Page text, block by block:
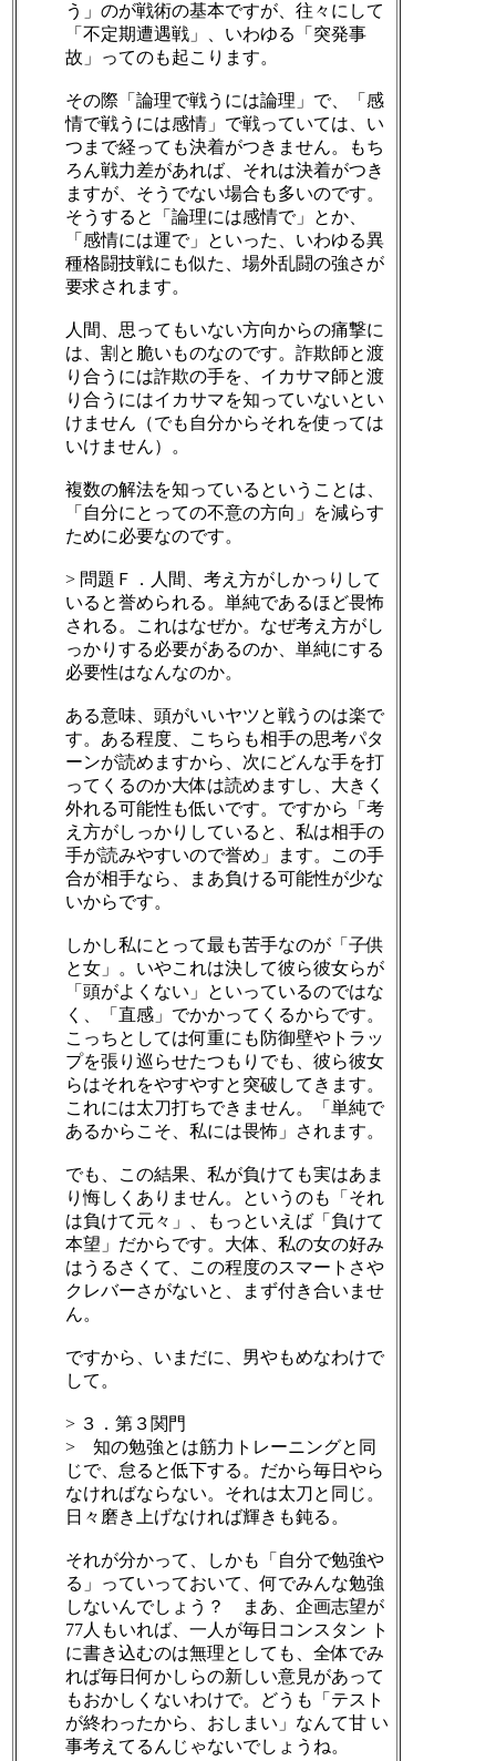
う」のが戦術の基本ですが、往々にして
「不定期遭遇戦」、いわゆる「突発事
故」ってのも起こります。
その際「論理で戦うには論理」で、「感
情で戦うには感情」で戦っていては、い
つまで経っても決着がつきません。もち
ろん戦力差があれば、それは決着がつき
ますが、そうでない場合も多いのです。
そうすると「論理には感情で」とか、
「感情には運で」といった、いわゆる異
種格闘技戦にも似た、場外乱闘の強さが
要求されます。
人間、思ってもいない方向からの痛撃に
は、割と脆いものなのです。詐欺師と渡
り合うには詐欺の手を、イカサマ師と渡
り合うにはイカサマを知っていないとい
けません（でも自分からそれを使っては
いけません）。
複数の解法を知っているということは、
「自分にとっての不意の方向」を減らす
ために必要なのです。
> 問題Ｆ．人間、考え方がしかっりして
いると誉められる。単純であるほど畏怖
される。これはなぜか。なぜ考え方がし
っかりする必要があるのか、単純にする
必要性はなんなのか。
ある意味、頭がいいヤツと戦うのは楽で
す。ある程度、こちらも相手の思考パタ
ーンが読めますから、次にどんな手を打
ってくるのか大体は読めますし、大きく
外れる可能性も低いです。ですから「考
え方がしっかりしていると、私は相手の
手が読みやすいので誉め」ます。この手
合が相手なら、まあ負ける可能性が少な
いからです。
しかし私にとって最も苦手なのが「子供
と女」。いやこれは決して彼ら彼女らが
「頭がよくない」といっているのではな
く、「直感」でかかってくるからです。
こっちとしては何重にも防御壁やトラッ
プを張り巡らせたつもりでも、彼ら彼女
らはそれをやすやすと突破してきます。
これには太刀打ちできません。「単純で
あるからこそ、私には畏怖」されます。
でも、この結果、私が負けても実はあま
り悔しくありません。というのも「それ
は負けて元々」、もっといえば「負けて
本望」だからです。大体、私の女の好み
はうるさくて、この程度のスマートさや
クレバーさがないと、まず付き合いませ
ん。
ですから、いまだに、男やもめなわけで
して。
> ３．第３関門
> 知の勉強とは筋力トレーニングと同
じで、怠ると低下する。だから毎日やら
なければならない。それは太刀と同じ。
日々磨き上げなければ輝きも鈍る。
それが分かって、しかも「自分で勉強や
る」っていっておいて、何でみんな勉強
しないんでしょう？ まあ、企画志望が
77人もいれば、一人が毎日コンスタン ト
に書き込むのは無理としても、全体でみ
れば毎日何かしらの新しい意見があって
もおかしくないわけで。どうも「テスト
が終わったから、おしまい」なんて甘 い
事考えてるんじゃないでしょうね。